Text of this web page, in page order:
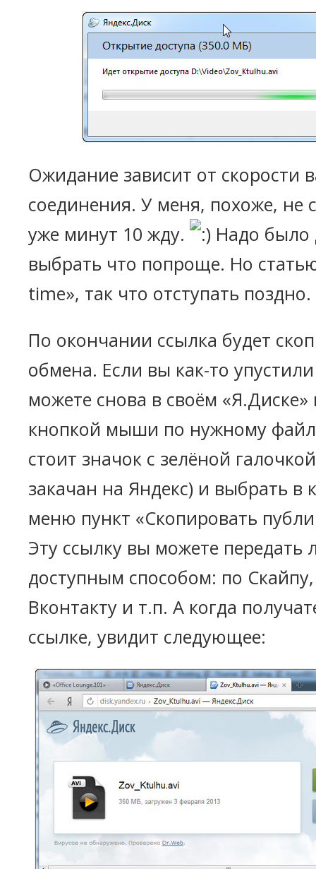
Ожидание зависит от скорости
соединения. У меня, похоже, не
уже минут 10 жду.
Надо было
выбрать что попроще. Но
time», так что отступать поздно.
По окончании ссылка будет
обмена. Если вы как-то
можете снова в своём
кнопкой мыши по нужному
стоит значок с зелёной
закачан на Яндекс) и выбрать в
меню пункт «Скопировать
Эту ссылку вы можете
доступным способом: по
Вконтакту и т.п. А когда
ссылке, увидит следующее: